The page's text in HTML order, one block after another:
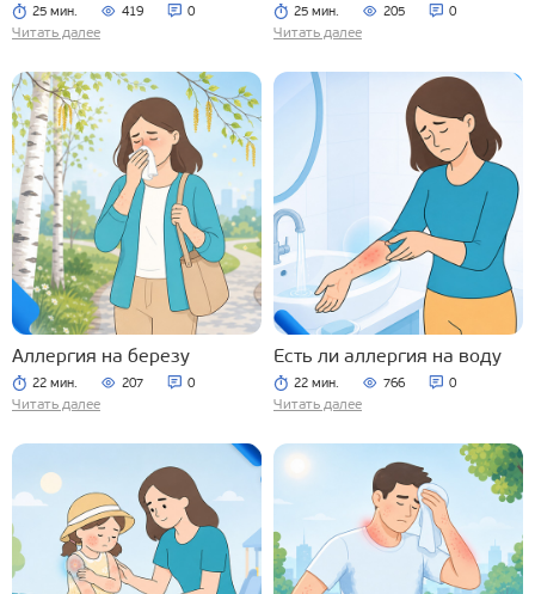
25 мин. 419 0
Читать далее
25 мин. 205 0
Читать далее
Аллергия на березу
22 мин. 207 0
Читать далее
Есть ли аллергия на воду
22 мин. 766 0
Читать далее